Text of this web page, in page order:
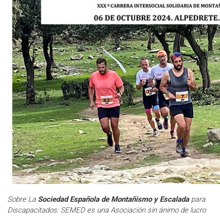
Sobre La Sociedad Española de Montañismo y Escaladapara
Discapacitados: SEMED es una Asociación sin ánimo de lucro